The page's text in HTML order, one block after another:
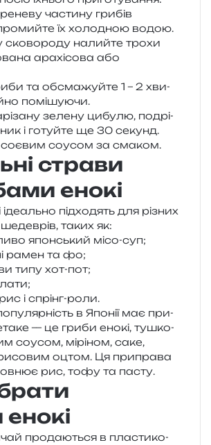
части­ну гри­бів
їх холо­дною водою.
ско­во­ро­ду налий­те трохи
ара­хі­со­ва або
та обсма­жуй­те 1 – 2 хви­
помішуючи.
зеле­ну цибу­лю, подрі­
і готуй­те ще 30 секунд.
соусом за смаком.
страви
енокі
під­хо­дять для різних
таких як:
япон­ський місо-суп;
рамен та фо;
типу хот-пот;
і спрінг-роли.
в Японії має при­
— це гриби енокі, тушко­
соусом, мірі­ном, саке,
оцтом. Ця при­пра­ва
рис, тофу та пасту.
про­да­ю­ться в пла­сти­ко­